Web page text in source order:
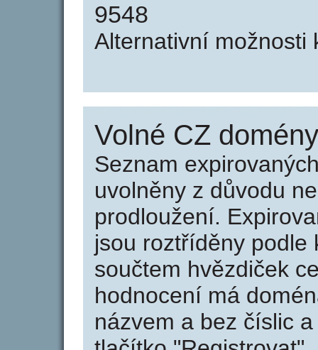
9548
Alternativní možnosti
Volné CZ
Seznam
uvolněny z důvodu
prodloužení.
jsou roztříděny podle
součtem hvězdiček
hodnocení má
názvem a bez číslic